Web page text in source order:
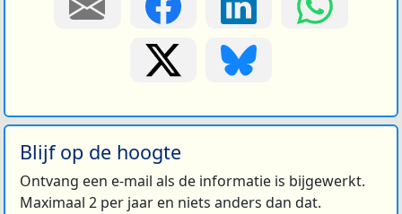
Blijf op de hoogte
Ontvang een e-mail als de informatie is bijgewerkt.
Maximaal 2 per jaar en niets anders dan dat.